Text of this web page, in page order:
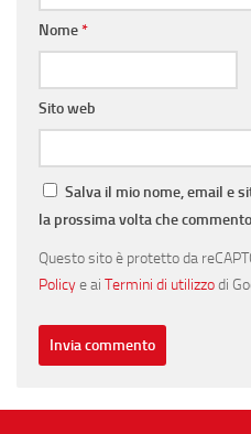
Nome*
Sito web
Salva il mio nome, email e
la prossima volta che
Questo sito è protetto da
Policye ai Termini di utilizzodi